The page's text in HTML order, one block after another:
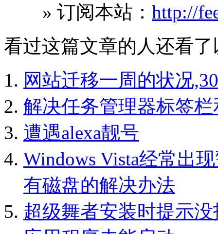
» 订阅本站： http://
看过这篇文章的人还看
网站迁移一周的状况
解决任务管理器标签
遭遇alexa靓号
Windows Vista经常出
有磁盘的解决办法
超级舞者安装时提示